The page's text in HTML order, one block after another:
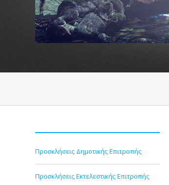
Προσκλήσεις Δημοτικής Επιτροπής
Προσκλήσεις Εκτελεστικής Επιτροπής